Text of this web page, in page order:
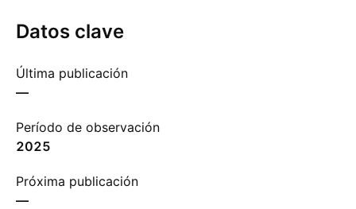
Datos clave
Última publicación
—
Período de observación
2025
Próxima publicación
—